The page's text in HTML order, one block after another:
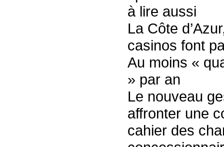
à lire aussi
La Côte
casinos font
Au moins «
» par an
Le nouveau
affronter une
cahier des